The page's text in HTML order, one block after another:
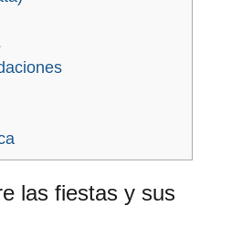
las fiestas y sus